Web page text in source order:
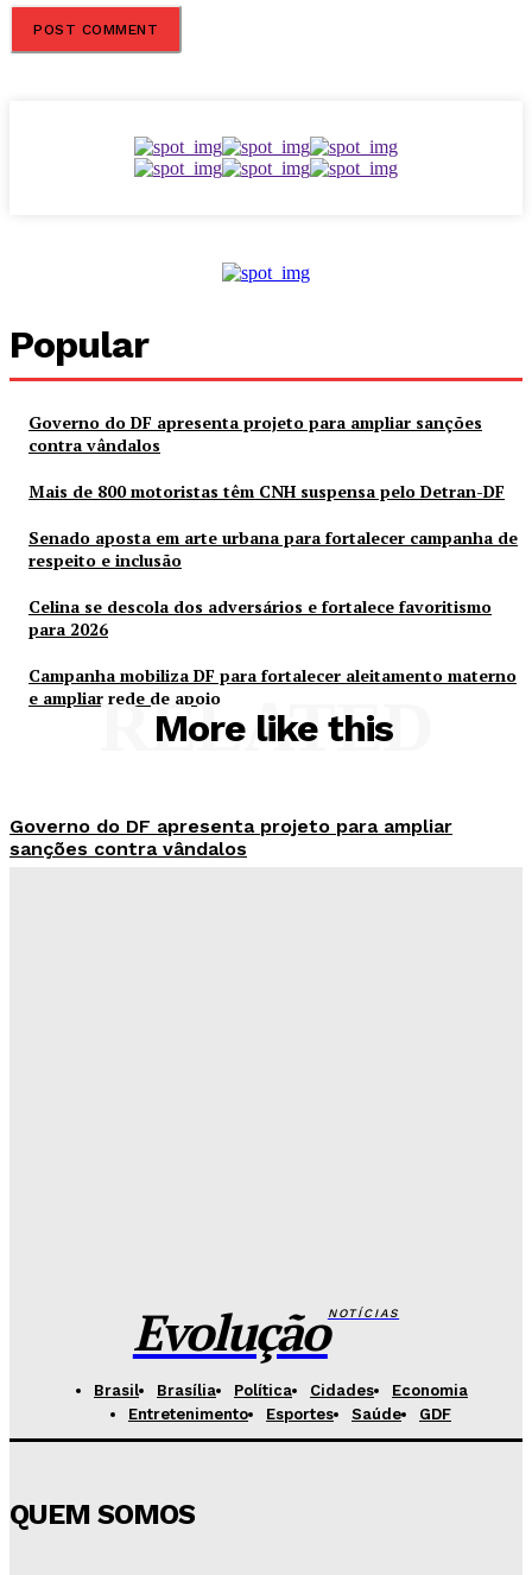
Popular
Governo do DF apresenta projeto para ampliar sanções
contra vândalos
Mais de 800 motoristas têm CNH suspensa pelo Detran-DF
Senado aposta em arte urbana para fortalecer campanha de
respeito e inclusão
Celina se descola dos adversários e fortalece favoritismo
para 2026
Campanha mobiliza DF para fortalecer aleitamento materno
e ampliar rede de apoio
More like this
RELATED
Governo do DF apresenta projeto para ampliar
sanções contra vândalos
EvoluçãoNOTÍCIAS
Brasil Brasília Política Cidades
Economia
Entretenimento
Esportes Saúde GDF
QUEM SOMOS